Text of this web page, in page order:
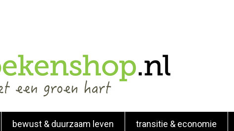
bewust & duurzaam leven transitie & economie